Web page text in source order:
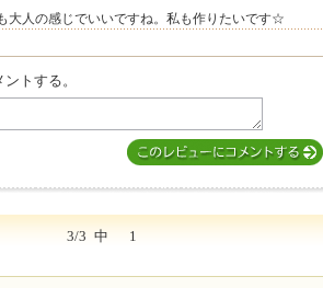
大人の感じでいいですね。私も作りたいです☆
トする。
3/3 中 1